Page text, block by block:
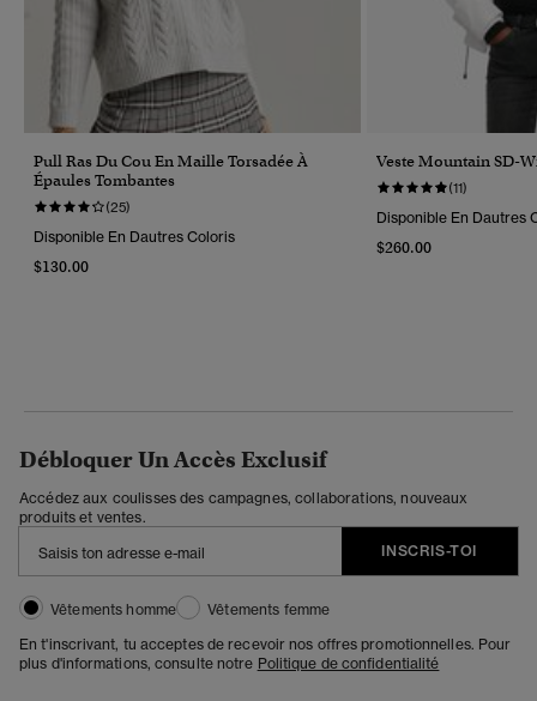
Pull Ras Du Cou En Maille Torsadée À
Épaules Tombantes
(25)
Disponible En Dautres Coloris
$130.00
Veste Mountain SD-
(11)
Disponible En Dautres
$260.00
Débloquer Un Accès Exclusif
Accédez aux coulisses des campagnes, collaborations, nouveaux
produits et ventes.
INSCRIS-TOI
Vêtements homme
Vêtements femme
En t'inscrivant, tu acceptes de recevoir nos offres promotionnelles. Pour
plus d'informations, consulte notre Politique de confidentialité